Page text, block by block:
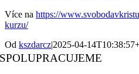
Více na https://
kurzu/
Od kszdarcz|2025-04-
SPOLUPRACUJEME